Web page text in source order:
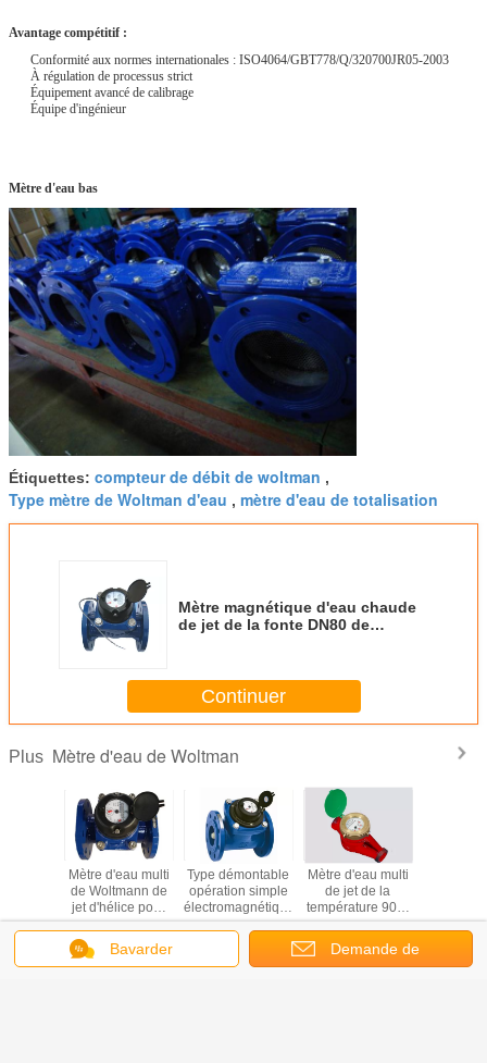
Avantage compétitif :
Conformité aux normes internationales : ISO4064/GBT778/Q/320700JR05-2003
À régulation de processus strict
Équipement avancé de calibrage
Équipe d'ingénieur
Mètre d'eau bas
Étiquettes: compteur de débit de woltman ,
Type mètre de Woltman d'eau , mètre d'eau de totalisation
Mètre magnétique d'eau chaude
de jet de la fonte DN80 de
Continuer
Plus Mètre d'eau de Woltman
Mètre d'eau multi
de Woltmann de
jet d'hélice pour
l'alimentation en
eau et l'irrigation
DN50 - fer DN500
Type démontable
opération simple
électromagnétique
de Woltman
d'élément de
Mètre d'eau multi
de jet de la
température 90 C
d'approvisionnement
de la chaleur pour
l'eau chaude, fer
Bavarder Demande de
Changez la langue